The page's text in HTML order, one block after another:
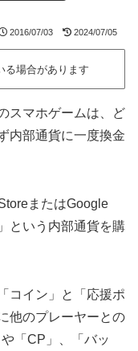
2016/07/03 2024/07/05
る場合があります
スマホゲームは、ど
内部通貨に一度換金
またはGoogle
という内部通貨を購
コイン」と「応援ポ
他のプレーヤーとの
「CP」、「バッ